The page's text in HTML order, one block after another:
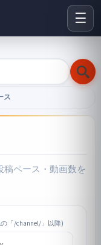
☰
ス
稿ペース・動画数を
の「/channel/」以降)